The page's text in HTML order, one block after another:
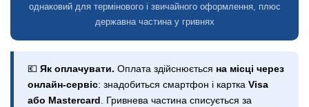
однаковий для термінового і звичайного оформлення, плюс
державна частина у гривнях
💶 Як оплачувати. Оплата здійснюється на місці через
онлайн-сервіс: знадобиться смартфон і картка Visa
або Mastercard . Гривнева частина списується за